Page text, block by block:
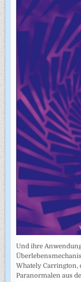
Und ihre
Whately Carrington,
Paranormalen aus